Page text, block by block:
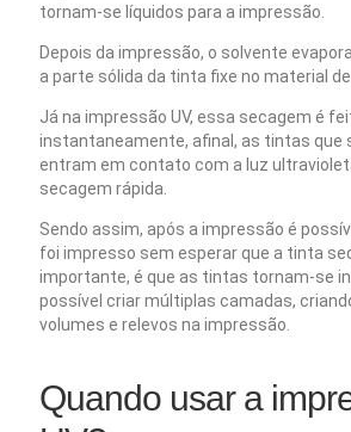
tornam-se líquidos para a impressão.
Depois da impressão, o solvente
a parte sólida da tinta fixe no material
Já na impressão UV, essa secagem é
instantaneamente, afinal, as tintas que
entram em contato com a luz
secagem rápida.
Sendo assim, após a impressão é
foi impresso sem esperar que a tinta
importante, é que as tintas tornam-se
possível criar múltiplas camadas,
volumes e relevos na impressão.
Quando usar a